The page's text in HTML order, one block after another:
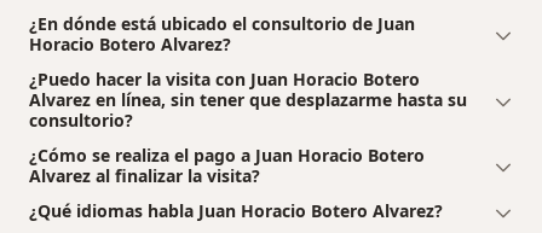
¿En dónde está ubicado el consultorio de Juan
Horacio Botero Alvarez?
¿Puedo hacer la visita con Juan Horacio Botero
Alvarez en línea, sin tener que desplazarme hasta su
consultorio?
¿Cómo se realiza el pago a Juan Horacio Botero
Alvarez al finalizar la visita?
¿Qué idiomas habla Juan Horacio Botero Alvarez?